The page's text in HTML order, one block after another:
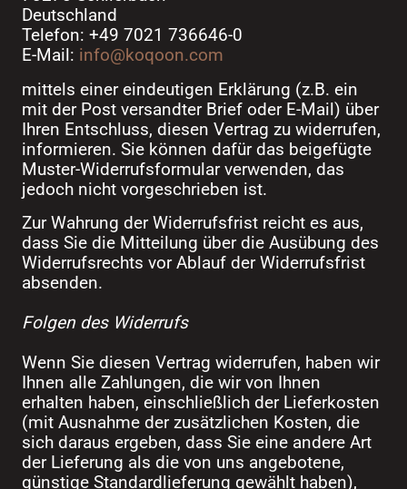
Deutschland
Telefon: +49 7021 736646-0
E-Mail: info@koqoon.com
mittels einer eindeutigen Erklärung (z.B. ein
mit der Post versandter Brief oder E-Mail) über
Ihren Entschluss, diesen Vertrag zu widerrufen,
informieren. Sie können dafür das beigefügte
Muster-Widerrufsformular verwenden, das
jedoch nicht vorgeschrieben ist.
Zur Wahrung der Widerrufsfrist reicht es aus,
dass Sie die Mitteilung über die Ausübung des
Widerrufsrechts vor Ablauf der Widerrufsfrist
absenden.
Folgen des Widerrufs
Wenn Sie diesen Vertrag widerrufen, haben wir
Ihnen alle Zahlungen, die wir von Ihnen
erhalten haben, einschließlich der Lieferkosten
(mit Ausnahme der zusätzlichen Kosten, die
sich daraus ergeben, dass Sie eine andere Art
der Lieferung als die von uns angebotene,
günstige Standardlieferung gewählt haben),